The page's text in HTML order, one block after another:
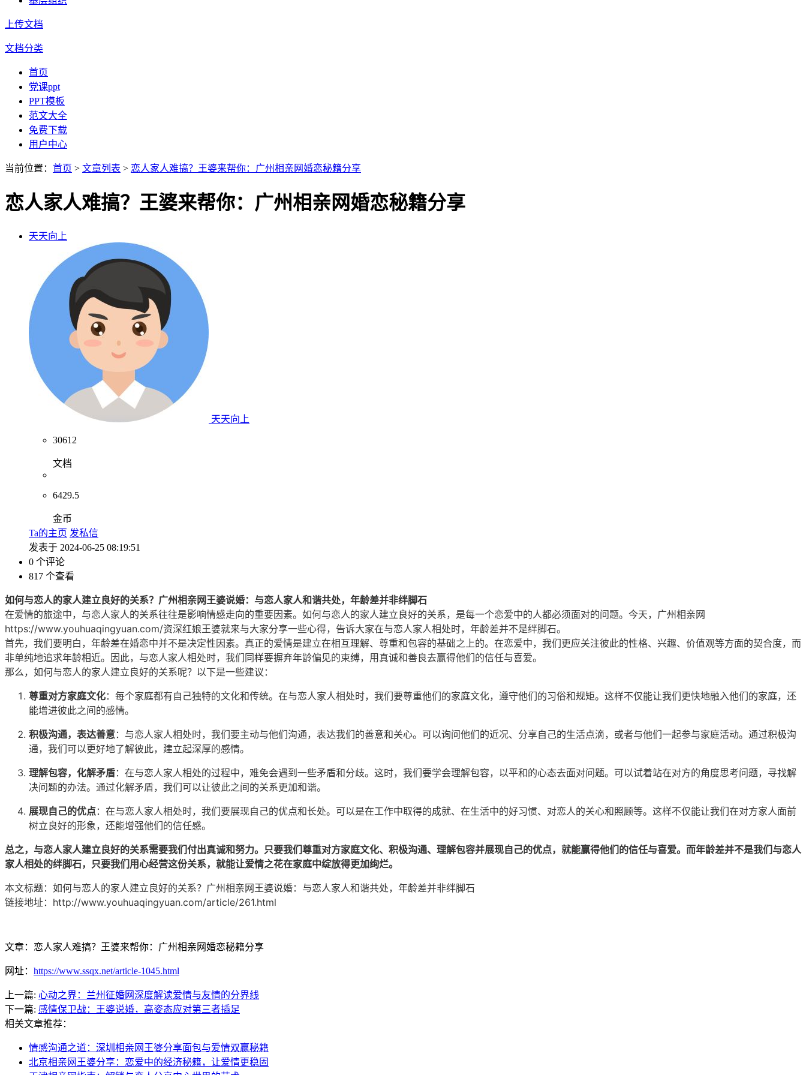
上传文档
文档分类
首页
党课ppt
PPT模板
范文大全
免费下载
用户中心
当前位置： 首页 > 文章列表 > 恋人家人难搞？王婆来帮你：广州相亲网婚恋秘籍分享
恋人家人难搞？王婆来帮你：广州相亲网婚恋秘籍分享
天天向上
天天向上
30612
文档
6429.5
金币
Ta的主页 发私信
发表于 2024-06-25 08:19:51
0 个评论
817 个查看
如何与恋人的家人建立良好的关系？ 广州相亲网王婆说婚：与恋人家人和谐共处，年龄差并非绊脚石
在爱情的旅途中，与恋人家人的关系往往是影响情感走向的重要因素。如何与恋人的家人建立良好的关系，是每一个恋爱中的人都必须面对的问题。今天，广州相亲网
https://www.youhuaqingyuan.com/资深红娘王婆就来与大家分享一些心得，告诉大家在与恋人家人相处时，年龄差并不是绊脚石。
首先，我们要明白，年龄差在婚恋中并不是决定性因素。真正的爱情是建立在相互理解、尊重和包容的基础之上的。在恋爱中，我们更应关注彼此的性格、兴趣、价值观等方面的契合度，而
非单纯地追求年龄相近。因此，与恋人家人相处时，我们同样要摒弃年龄偏见的束缚，用真诚和善良去赢得他们的信任与喜爱。
那么，如何与恋人的家人建立良好的关系呢？以下是一些建议：
尊重对方家庭文化：每个家庭都有自己独特的文化和传统。在与恋人家人相处时，我们要尊重他们的家庭文化，遵守他们的习俗和规矩。这样不仅能让我们更快地融入他们的家庭，还
能增进彼此之间的感情。
积极沟通，表达善意：与恋人家人相处时，我们要主动与他们沟通，表达我们的善意和关心。可以询问他们的近况、分享自己的生活点滴，或者与他们一起参与家庭活动。通过积极沟
通，我们可以更好地了解彼此，建立起深厚的感情。
理解包容，化解矛盾：在与恋人家人相处的过程中，难免会遇到一些矛盾和分歧。这时，我们要学会理解包容，以平和的心态去面对问题。可以试着站在对方的角度思考问题，寻找解
决问题的办法。通过化解矛盾，我们可以让彼此之间的关系更加和谐。
展现自己的优点：在与恋人家人相处时，我们要展现自己的优点和长处。可以是在工作中取得的成就、在生活中的好习惯、对恋人的关心和照顾等。这样不仅能让我们在对方家人面前
树立良好的形象，还能增强他们的信任感。
总之，与恋人家人建立良好的关系需要我们付出真诚和努力。只要我们尊重对方家庭文化、积极沟通、理解包容并展现自己的优点，就能赢得他们的信任与喜爱。而年龄差并不是我们与恋人
家人相处的绊脚石，只要我们用心经营这份关系，就能让爱情之花在家庭中绽放得更加绚烂。
本文标题： 如何与恋人的家人建立良好的关系？广州相亲网王婆说婚：与恋人家人和谐共处，年龄差并非绊脚石
链接地址： http://www.youhuaqingyuan.com/article/261.html
文章：恋人家人难搞？王婆来帮你：广州相亲网婚恋秘籍分享
网址： https://www.ssqx.net/article-1045.html
上一篇: 心动之界：兰州征婚网深度解读爱情与友情的分界线
下一篇: 感情保卫战：王婆说婚，高姿态应对第三者插足
相关文章推荐：
情感沟通之道：深圳相亲网王婆分享面包与爱情双赢秘籍
北京相亲网王婆分享：恋爱中的经济秘籍，让爱情更稳固